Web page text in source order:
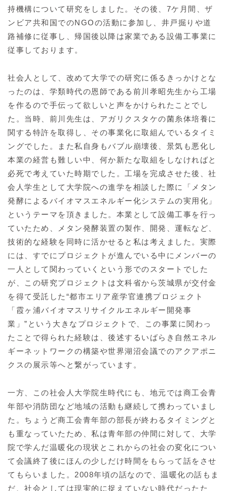
持機構について研究をしました。その後、7ケ月間、ザ
ンビア共和国でのNGOの活動に参加し、井戸掘りや道
路補修に従事し、帰国後以降は家業である設備工事業に
従事しております。
社会人として、改めて大学での研究に係るきっかけとな
ったのは、学類時代の恩師である前川孝昭先生から工場
を作るので手伝って欲しいと声をかけられたことでし
た。当時、前川先生は、アガリクスタケの菌糸体培養に
関する特許を取得し、その事業化に取組んでいるタイミ
ングでした。また私自身もバブル崩壊後、景気も悪化し
本業の経営も難しい中、何か新たな取組をしなければと
必死で考えていた時期でした。工場を完成させた後、社
会人学生として大学院への進学を相談した際に「メタン
発酵によるバイオマスエネルギー化システムの実用化」
というテーマを頂きました。本業として設備工事を行っ
ていたため、メタン発酵装置の製作、開発、運転など、
技術的な経験を同時に活かせると私は考えました。実際
には、すでにプロジェクトが進んでいる中にメンバーの
一人として関わっていくという形でのスタートでした
が、この研究プロジェクトは文科省から茨城県が交付金
を得て受託した“都市エリア産学官連携プロジェクト
「霞ヶ浦バイオマスリサイクルエネルギー開発事
業」”という大きなプロジェクトで、この事業に関わっ
たことで得られた経験は、後述するいばらき自然エネル
ギーネットワークの構築や世界湖沼会議でのアクアポニ
クスの展示等へと繋がっています。
一方、この社会人大学院生時代にも、地元では商工会青
年部や消防団など地域の活動も継続して携わっていまし
た。ちょうど商工会青年部の部長が終わるタイミングと
も重なっていたため、私は青年部の仲間に対して、大学
院で学んだ温暖化の現状とこれからの社会の変化につい
て会議終了後にほんの少しだけ時間をもらって話をさせ
てもらいました。2008年頃の話なので、温暖化の話もま
だ、社会としては現実的に捉えていない時代だったた